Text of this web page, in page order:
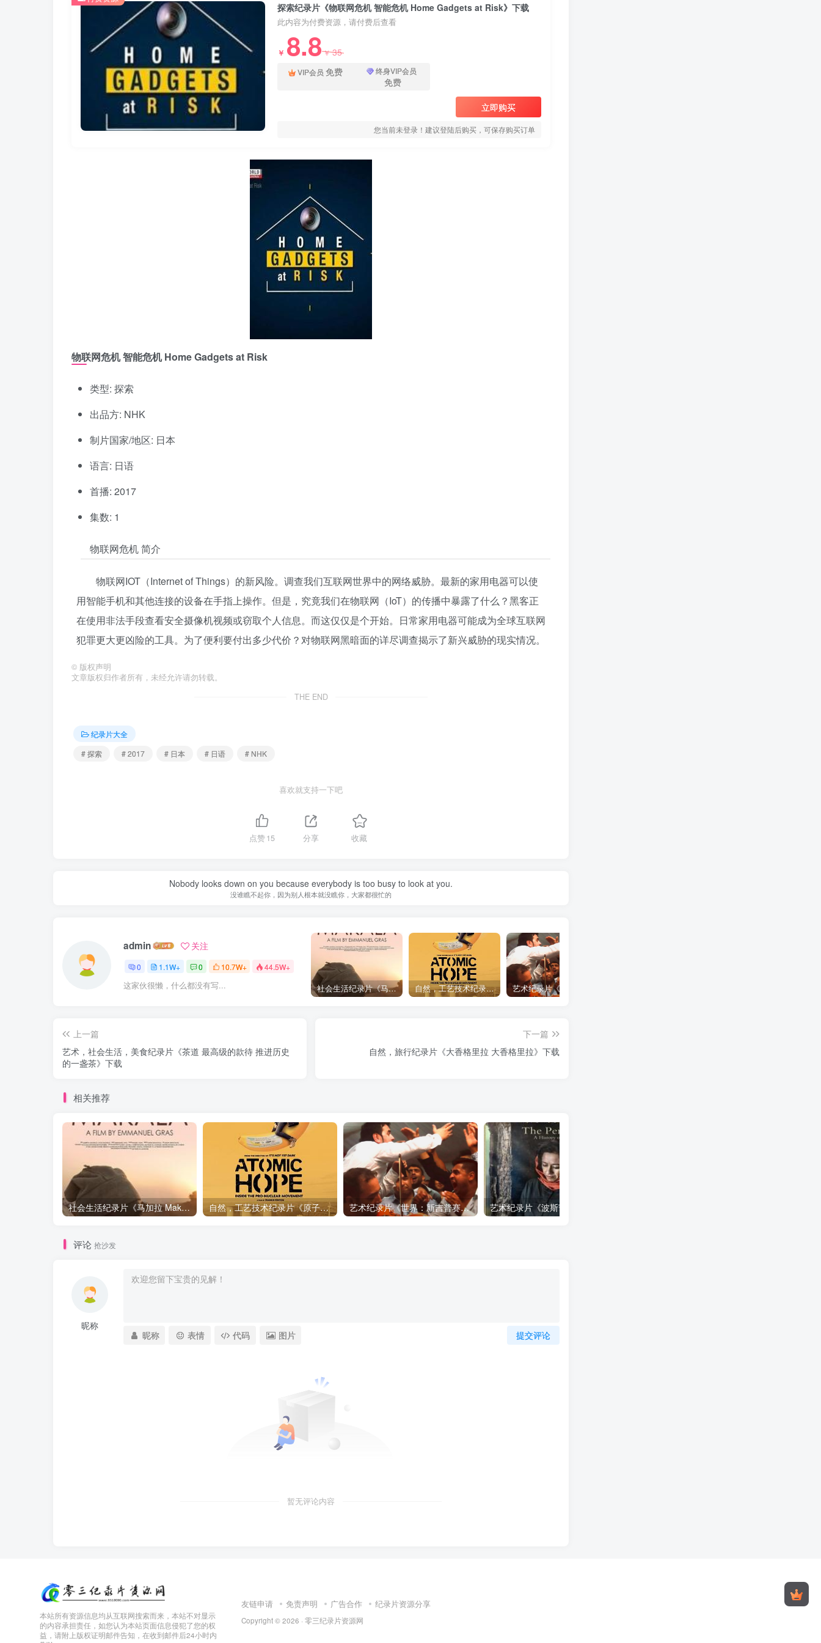
探索纪录片《物联网危机 智能危机 Home Gadgets at Risk》下载
此内容为付费资源，请付费后查看
￥ 8.8￥35
VIP会员 免费 终身VIP会员
免费
立即购买
您当前未登录！建议登陆后购买，可保存购买订单
物联网危机 智能危机 Home Gadgets at Risk
类型: 探索
出品方: NHK
制片国家/地区: 日本
语言: 日语
首播: 2017
集数: 1
物联网危机 简介
物联网IOT（Internet of Things）的新风险。调查我们互联网世界中的网络威胁。最新的家用电器可以使
用智能手机和其他连接的设备在手指上操作。但是，究竟我们在物联网（IoT）的传播中暴露了什么？黑客正
在使用非法手段查看安全摄像机视频或窃取个人信息。而这仅仅是个开始。日常家用电器可能成为全球互联网
犯罪更大更凶险的工具。为了便利要付出多少代价？对物联网黑暗面的详尽调查揭示了新兴威胁的现实情况。
© 版权声明
文章版权归作者所有，未经允许请勿转载。
THE END
纪录片大全
# 探索
# 2017 # 日本 # 日语 # NHK
喜欢就支持一下吧
点赞15 分享 收藏
Nobody looks down on you because everybody is too busy to look at you.
没谁瞧不起你，因为别人根本就没瞧你，大家都很忙的
admin 关注
0 1.1W+ 0 10.7W+ 44.5W+
这家伙很懒，什么都没有写... 社会生活纪录片《马加拉 Makala》下载 自然，工艺技术纪录片《原子能的希望 Atomic Hope – Inside the Pro-Nuclear Movement》下载
上一篇
艺术，社会生活，美食纪录片《茶道 最高级的款待 推进历史
的一盏茶》下载
下一篇
自然，旅行纪录片《大香格里拉 大香格里拉》下载
相关推荐
社会生活纪录片《马加拉 Makala》下载 自然，工艺技术纪录片《原子能的希望 Atomic Hope – Inside the Pro-Nuclear Movement》下载 艺术纪录片《世界：新吉普赛之王 This World: The New Gypsy Kings》下载
评论 抢沙发
昵称
提交评论
昵称 表情 代码 图片
暂无评论内容
本站所有资源信息均从互联网搜索而来，本站不对显示
的内容承担责任，如您认为本站页面信息侵犯了您的权
益，请附上版权证明邮件告知，在收到邮件后24小时内
友链申请 免责声明 广告合作 纪录片资源分享
Copyright © 2026 · 零三纪录片资源网